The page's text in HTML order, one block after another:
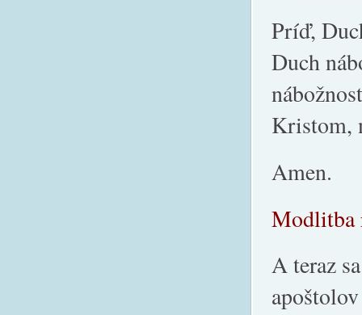
Príď,
Duch
Kristom,
Amen.
Modlitba
A teraz